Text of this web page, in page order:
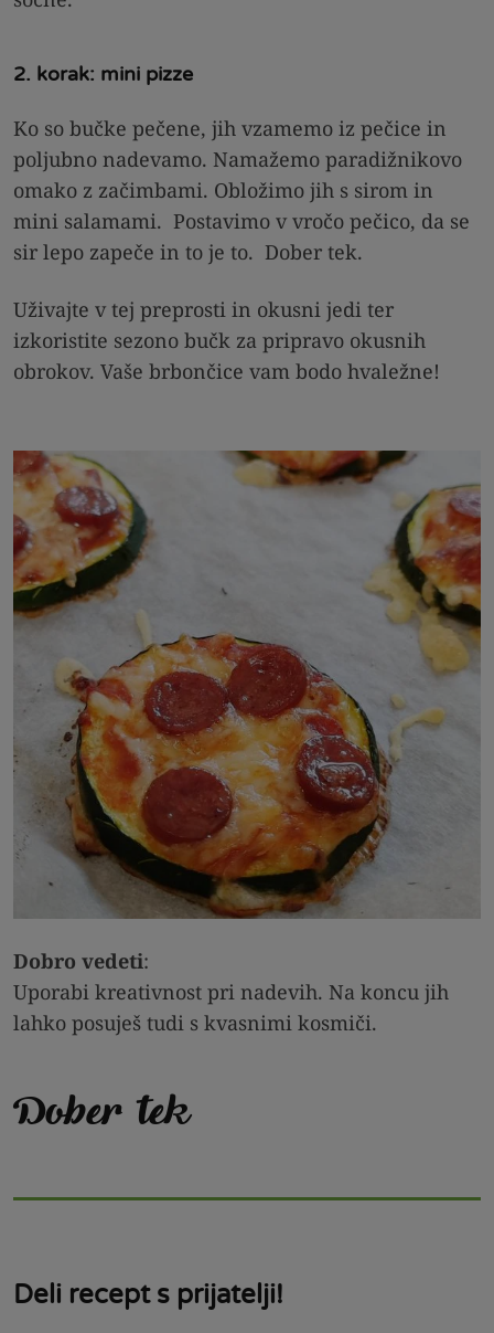
2. korak: mini pizze
Ko so bučke pečene, jih vzamemo iz pečice in
poljubno nadevamo. Namažemo paradižnikovo
omako z začimbami. Obložimo jih s sirom in
mini salamami. Postavimo v vročo pečico, da se
sir lepo zapeče in to je to. Dober tek.
Uživajte v tej preprosti in okusni jedi ter
izkoristite sezono bučk za pripravo okusnih
obrokov. Vaše brbončice vam bodo hvaležne!
Dobro vedeti:
Uporabi kreativnost pri nadevih. Na koncu jih
lahko posuješ tudi s kvasnimi kosmiči.
Dober tek
Deli recept s prijatelji!